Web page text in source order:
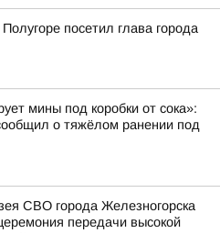
посетил глава города
мины под коробки от сока»:
о тяжёлом ранении под
СВО города Железногорска
передачи высокой